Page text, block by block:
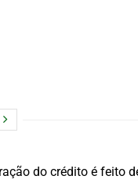
do crédito é feito